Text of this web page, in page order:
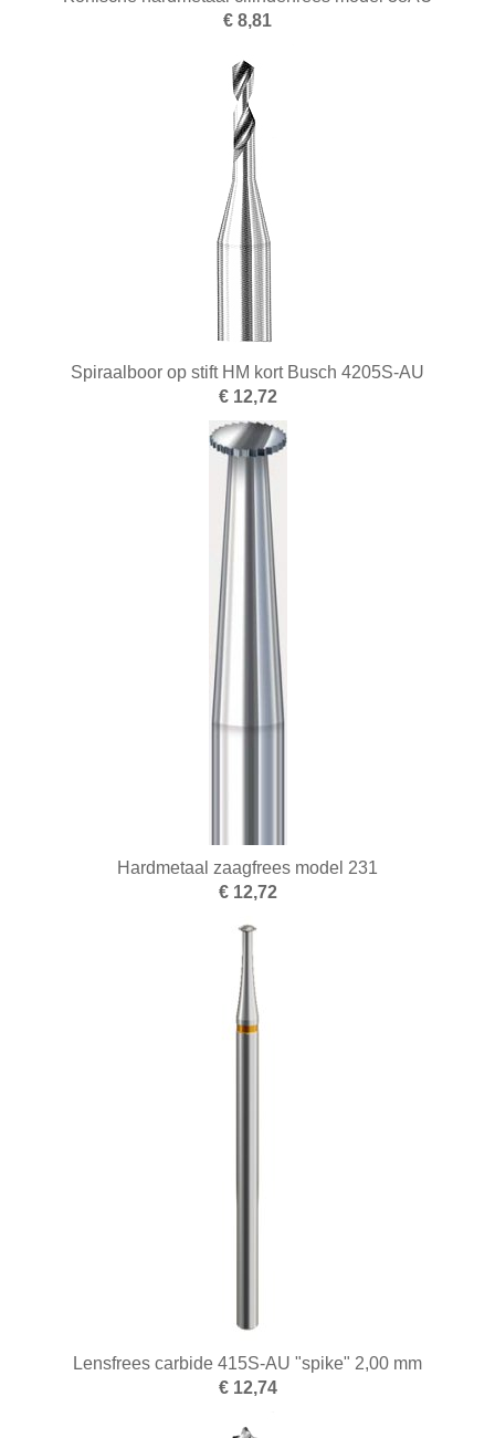
€ 8,81
Spiraalboor op stift HM kort Busch 4205S-AU
€ 12,72
Hardmetaal zaagfrees model 231
€ 12,72
Lensfrees carbide 415S-AU "spike" 2,00 mm
€ 12,74